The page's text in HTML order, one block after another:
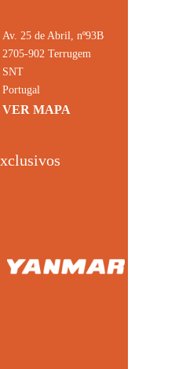
Av. 25 de Abril, nº93B
2705-902 Terrugem
SNT
Portugal
VER MAPA